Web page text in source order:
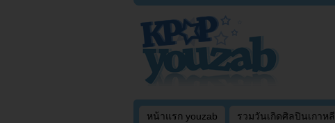
หน้าแรก youzab รวมวันเกิดศิลปินเกาหลี